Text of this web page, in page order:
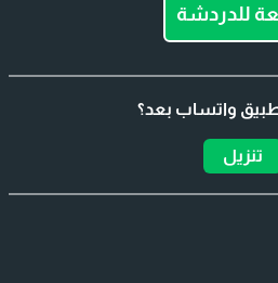
للدردشة
واتساب بعد؟
تنزيل